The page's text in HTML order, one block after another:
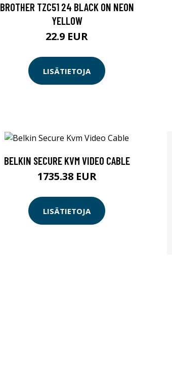
BROTHER TZC51 24 BLACK ON NEON
YELLOW
22.9 EUR
LISÄTIETOJA
BELKIN SECURE KVM VIDEO CABLE
1735.38 EUR
LISÄTIETOJA